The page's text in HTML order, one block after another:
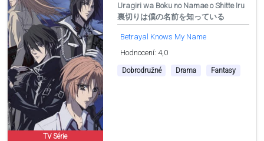
TV Série
Uragiri wa Boku no Namae o Shitte Iru
裏切りは僕の名前を知っている
Betrayal Knows My Name
Hodnocení: 4,0
Dobrodružné Drama Fantasy